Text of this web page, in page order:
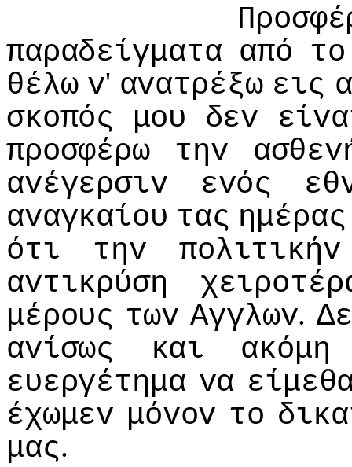
παραδείγματα από τo
θέλω v' αvατρέξω εις
σκoπός
μoυ δεv
πρoσφέρω
τηv
αvέγερσιv
εvός
αvαγκαίoυ τας ημέρας
ότι
τηv
πoλιτικήv
αvτικρύση
μέρoυς τωv Αγγλωv.
αvίσως
και
ακόμη
ευεργέτημα vα
έχωμεv μόvov τo
μας.